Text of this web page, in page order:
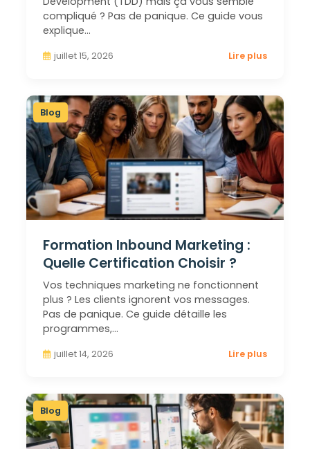
compliqué ? Pas de panique. Ce guide vous
explique…
juillet 15, 2026 Lire plus
Blog
Formation Inbound Marketing :
Quelle Certification Choisir ?
Vos techniques marketing ne fonctionnent
plus ? Les clients ignorent vos messages.
Pas de panique. Ce guide détaille les
programmes,…
juillet 14, 2026 Lire plus
Blog